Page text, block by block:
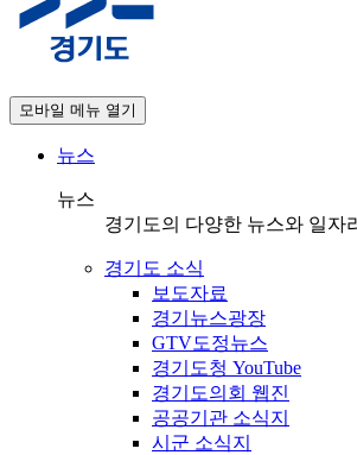
모바일 메뉴 열기
뉴스
뉴스
경기도의 다양한 뉴스와 일자
경기도 소식
보도자료
경기뉴스광장
GTV도정뉴스
경기도청 YouTube
경기도의회 웹진
공공기관 소식지
시군 소식지